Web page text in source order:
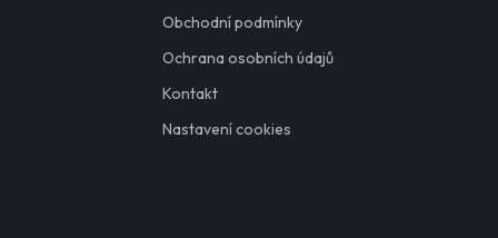
Obchodní podmínky
Ochrana osobních údajů
Kontakt
Nastavení cookies